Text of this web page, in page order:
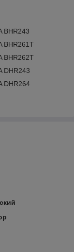
BHR243
BHR261T
BHR262T
DHR243
DHR264